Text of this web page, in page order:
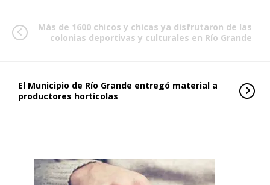
Más de 1600 chicos y chicas ya disfrutaron de las
colonias deportivas y culturales en Río Grande
El Municipio de Río Grande entregó material a
productores hortícolas